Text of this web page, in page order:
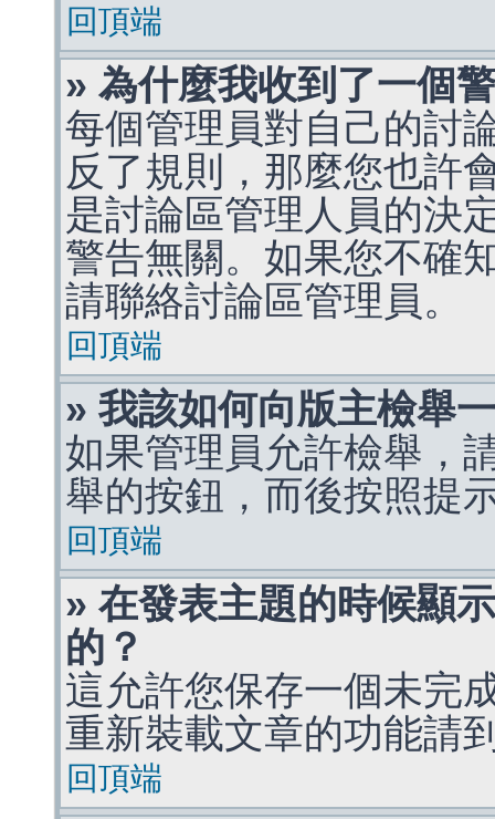
回頂端
» 為什麼我收到了一個
每個管理員對自己的討
反了規則，那麼您也許
是討論區管理人員的決
警告無關。如果您不確
請聯絡討論區管理員。
回頂端
» 我該如何向版主檢舉
如果管理員允許檢舉，
舉的按鈕，而後按照提
回頂端
» 在發表主題的時候顯
的？
這允許您保存一個未完
重新裝載文章的功能請
回頂端